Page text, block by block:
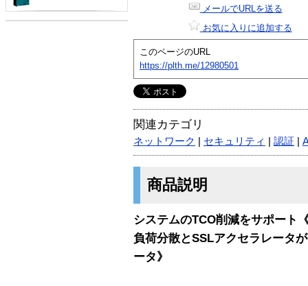
メールでURLを送る
お気に入りに追加する
このページのURL
https://plth.me/12980501
関連カテゴリ
ネットワーク セキュリティ 認証
商品説明
システムのTCO削減をサポート
負荷分散とSSLアクセラレータ
ータ》